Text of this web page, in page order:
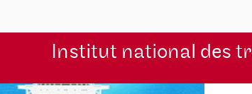
Institut national des